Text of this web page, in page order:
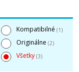
Kompatibilné (1)
Originálne (2)
Všetky (3)